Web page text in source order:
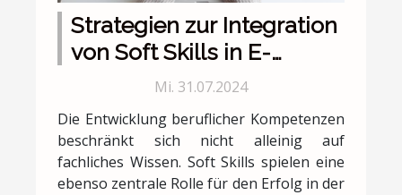
Strategien zur Integration
von Soft Skills in E-
Learning-Kurse
Mi. 31.07.2024
Die Entwicklung beruflicher Kompetenzen
beschränkt sich nicht alleinig auf
fachliches Wissen. Soft Skills spielen eine
ebenso zentrale Rolle für den Erfolg in der